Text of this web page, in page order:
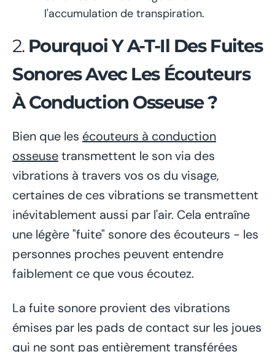
l'accumulation de transpiration.
2. Pourquoi Y A-T-Il Des Fuites
Sonores Avec Les Écouteurs
À Conduction Osseuse ?
Bien que les écouteurs à conduction
osseusetransmettent le son via des
vibrations à travers vos os du visage,
certaines de ces vibrations se transmettent
inévitablement aussi par l'air. Cela entraîne
une légère "fuite" sonore des écouteurs - les
personnes proches peuvent entendre
faiblement ce que vous écoutez.
La fuite sonore provient des vibrations
émises par les pads de contact sur les joues
qui ne sont pas entièrement transférées